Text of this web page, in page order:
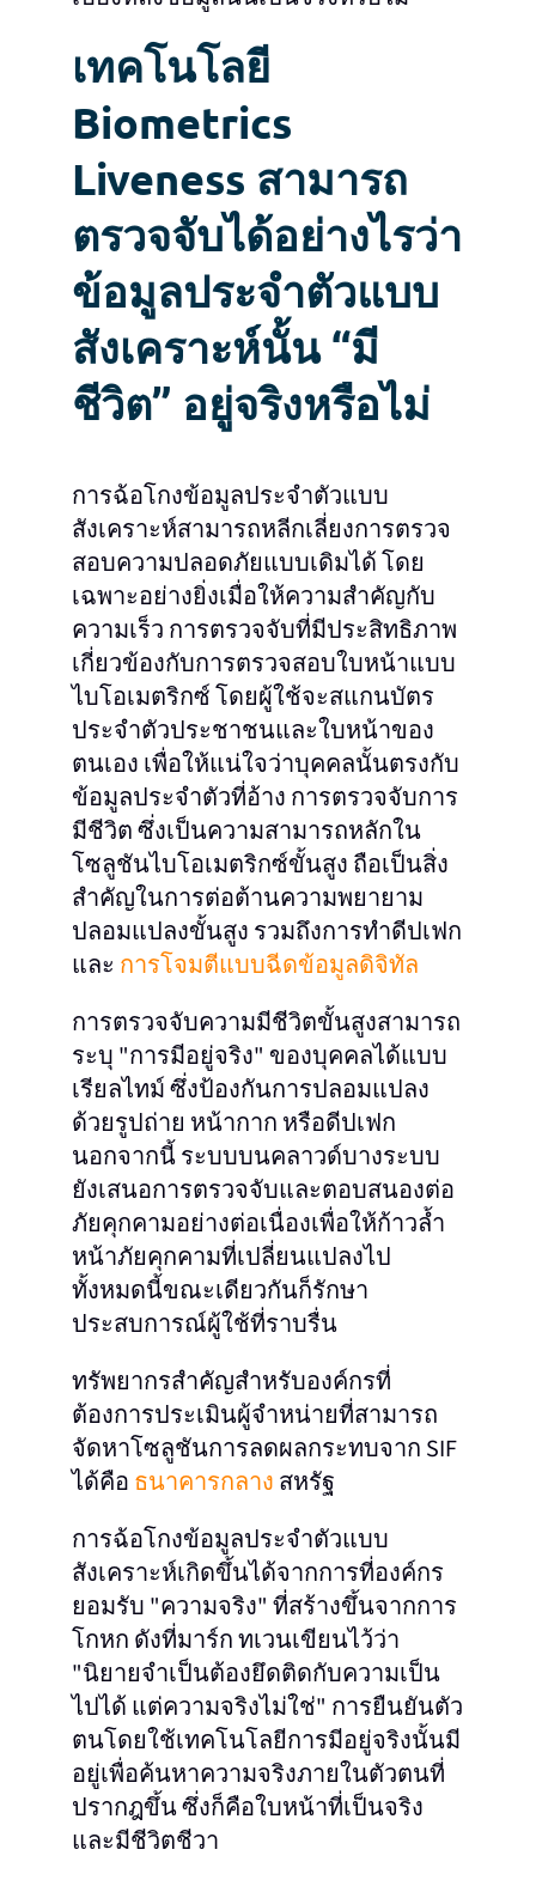
เทคโนโลยี
Biometrics
Liveness สามารถ
ตรวจจับได้อย่างไรว่า
ข้อมูลประจำตัวแบบ
สังเคราะห์นั้น “มี
ชีวิต” อยู่จริงหรือไม่
การฉ้อโกงข้อมูลประจำตัวแบบ
สังเคราะห์สามารถหลีกเลี่ยงการตรวจ
สอบความปลอดภัยแบบเดิมได้ โดย
เฉพาะอย่างยิ่งเมื่อให้ความสำคัญกับ
ความเร็ว การตรวจจับที่มีประสิทธิภาพ
เกี่ยวข้องกับการตรวจสอบใบหน้าแบบ
ไบโอเมตริกซ์ โดยผู้ใช้จะสแกนบัตร
ประจำตัวประชาชนและใบหน้าของ
ตนเอง เพื่อให้แน่ใจว่าบุคคลนั้นตรงกับ
ข้อมูลประจำตัวที่อ้าง การตรวจจับการ
มีชีวิต ซึ่งเป็นความสามารถหลักใน
โซลูชันไบโอเมตริกซ์ขั้นสูง ถือเป็นสิ่ง
สำคัญในการต่อต้านความพยายาม
ปลอมแปลงขั้นสูง รวมถึงการทำดีปเฟก
และ การโจมตีแบบฉีดข้อมูลดิจิทัล
การตรวจจับความมีชีวิตขั้นสูงสามารถ
ระบุ "การมีอยู่จริง" ของบุคคลได้แบบ
เรียลไทม์ ซึ่งป้องกันการปลอมแปลง
ด้วยรูปถ่าย หน้ากาก หรือดีปเฟก
นอกจากนี้ ระบบบนคลาวด์บางระบบ
ยังเสนอการตรวจจับและตอบสนองต่อ
ภัยคุกคามอย่างต่อเนื่องเพื่อให้ก้าวล้ำ
หน้าภัยคุกคามที่เปลี่ยนแปลงไป
ทั้งหมดนี้ขณะเดียวกันก็รักษา
ประสบการณ์ผู้ใช้ที่ราบรื่น
ทรัพยากรสำคัญสำหรับองค์กรที่
ต้องการประเมินผู้จำหน่ายที่สามารถ
จัดหาโซลูชันการลดผลกระทบจาก SIF
ได้คือ ธนาคารกลาง สหรัฐ
การฉ้อโกงข้อมูลประจำตัวแบบ
สังเคราะห์เกิดขึ้นได้จากการที่องค์กร
ยอมรับ "ความจริง" ที่สร้างขึ้นจากการ
โกหก ดังที่มาร์ก ทเวนเขียนไว้ว่า
"นิยายจำเป็นต้องยึดติดกับความเป็น
ไปได้ แต่ความจริงไม่ใช่" การยืนยันตัว
ตนโดยใช้เทคโนโลยีการมีอยู่จริงนั้นมี
อยู่เพื่อค้นหาความจริงภายในตัวตนที่
ปรากฎขึ้น ซึ่งก็คือใบหน้าที่เป็นจริง
และมีชีวิตชีวา